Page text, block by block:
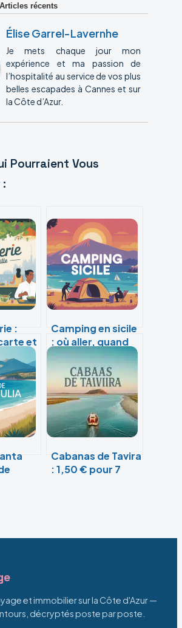
Articles récents
Élise Garrel-Lavernhe
Je mets chaque jour mon
expérience et ma passion de
l’hospitalité au service de vos plus
belles escapades à Cannes et sur
la Côte d’Azur.
Pourraient Vous
:
et
à paris
Camping en sicile
: où aller, quand
partir et
comment bien
choisir
Cabanas de Tavira
: 1,50 € pour 7
et immobilier sur la Côte d'Azur —
décryptés poste par poste.